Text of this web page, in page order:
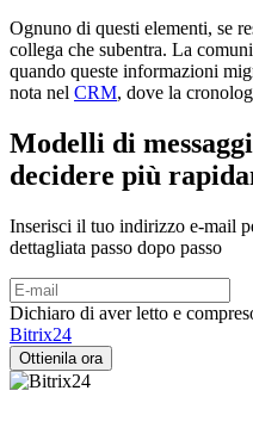
Ognuno di questi elementi, se
collega che subentra. La
quando queste informazioni
nota nel CRM, dove la
Modelli di
decidere più
Inserisci il tuo indirizzo e-mail
dettagliata passo dopo passo
Dichiaro di aver letto e
Bitrix24